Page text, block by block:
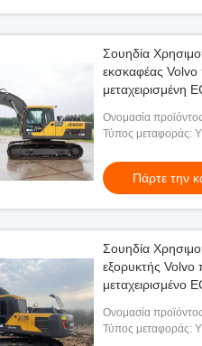
Σουηδία
εκσκαφέας
μεταχειρισμένη
Ονομασία
EC200D
Τύπος μεταφοράς:
Πάρτε την
Σουηδία
εξορυκτής
μεταχειρισμένο
Ονομασία
VOLVO EC210
Τύπος μεταφοράς: